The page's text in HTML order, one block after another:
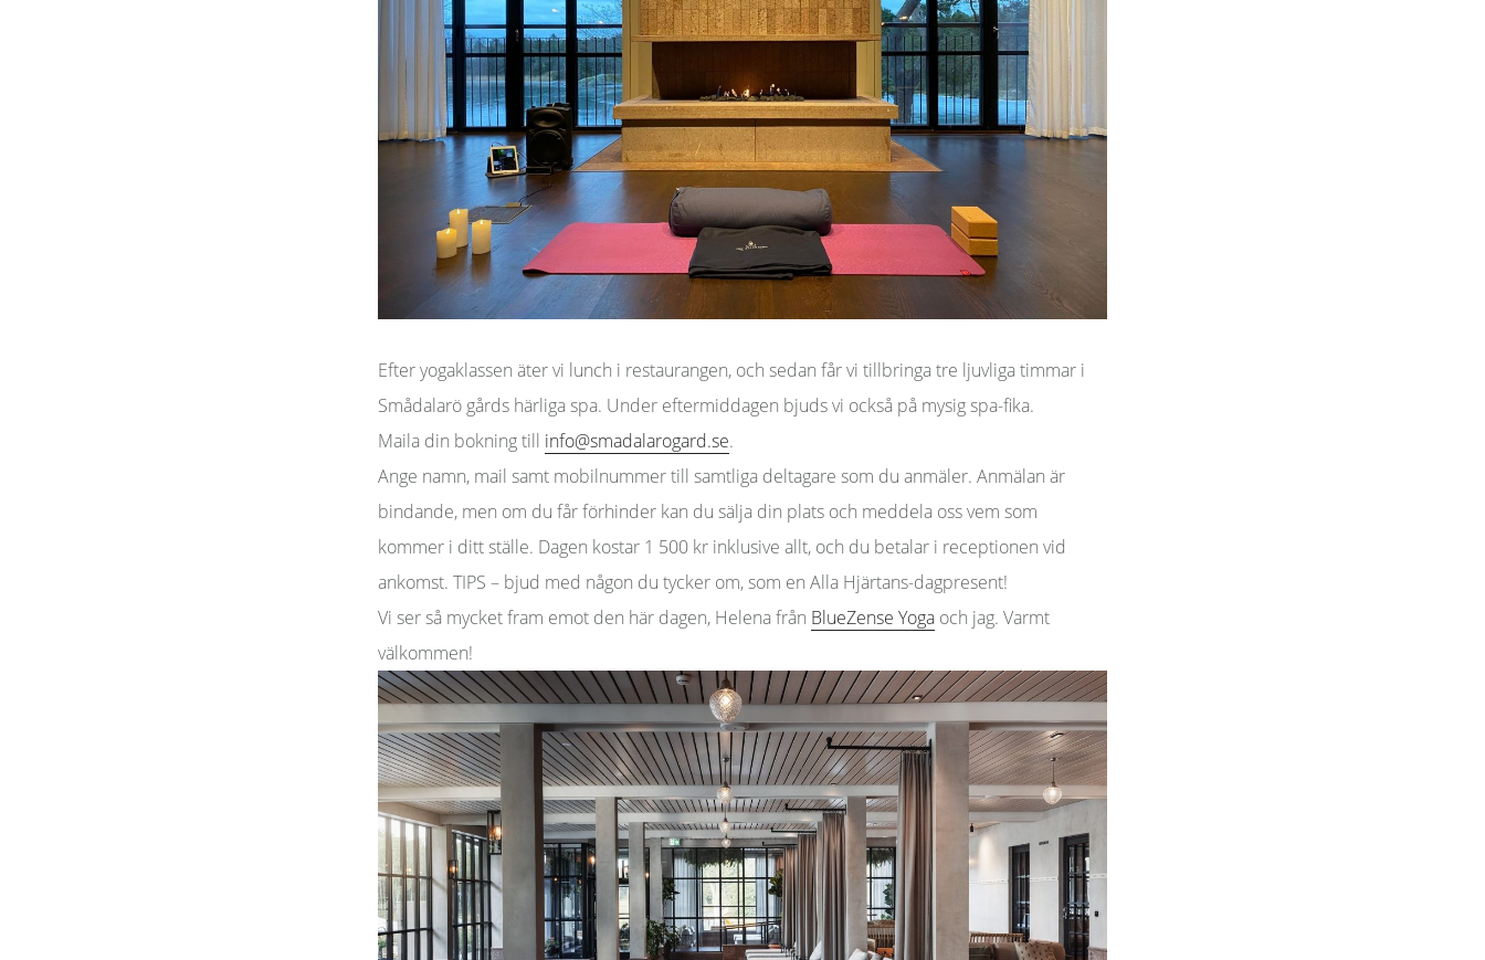
Efter yogaklassen äter vi lunch i restaurangen, och sedan får vi tillbringa tre ljuvliga timmar i
Smådalarö gårds härliga spa. Under eftermiddagen bjuds vi också på mysig spa-fika.
Maila din bokning till info@smadalarogard.se.
Ange namn, mail samt mobilnummer till samtliga deltagare som du anmäler. Anmälan är
bindande, men om du får förhinder kan du sälja din plats och meddela oss vem som
kommer i ditt ställe. Dagen kostar 1 500 kr inklusive allt, och du betalar i receptionen vid
ankomst. TIPS – bjud med någon du tycker om, som en Alla Hjärtans-dagpresent!
Vi ser så mycket fram emot den här dagen, Helena från BlueZense Yoga och jag. Varmt
välkommen!